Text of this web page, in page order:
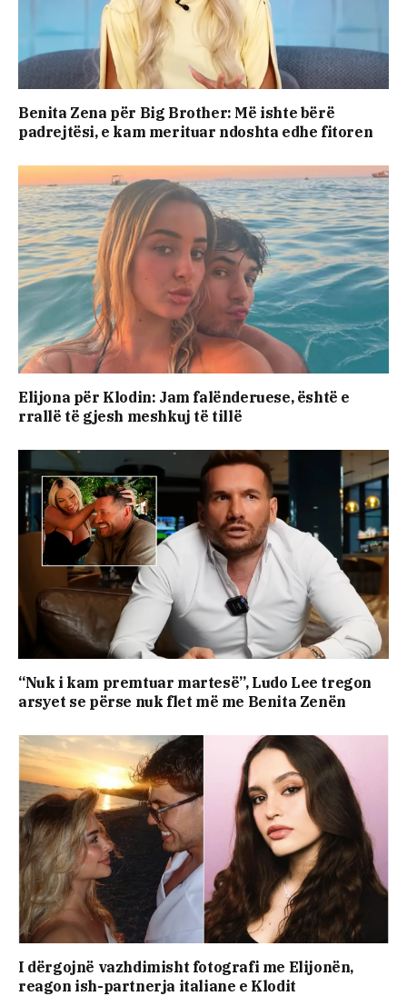
Benita Zena për Big Brother: Më ishte bërë
padrejtësi, e kam merituar ndoshta edhe fitoren
Elijona për Klodin: Jam falënderuese, është e
rrallë të gjesh meshkuj të tillë
“Nuk i kam premtuar martesë”, Ludo Lee tregon
arsyet se përse nuk flet më me Benita Zenën
I dërgojnë vazhdimisht fotografi me Elijonën,
reagon ish-partnerja italiane e Klodit